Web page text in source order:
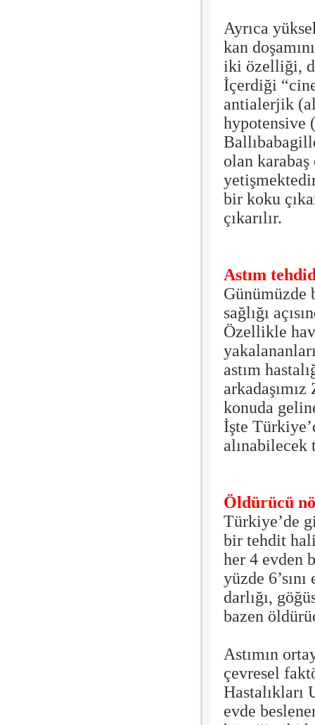
Ayrıca
kan
iki özelliği,
İçerdiği
antialerjik
hypotensive
olan
bir koku
çıkarılır.
Astım
Günümüzde
sağlığı
Özellikle
astım
arkadaşımız
konuda
İşte
Öldürücü
Türkiye’de
bir tehdit
her 4 evden
yüzde
darlığı,
bazen
Astımın
çevresel
Hastalıkları
evde